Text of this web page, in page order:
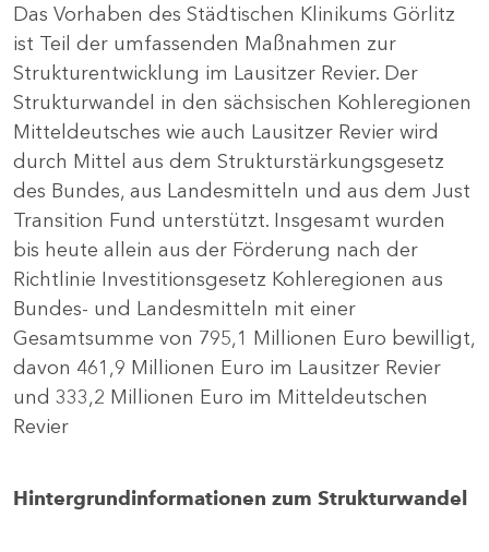
Das Vorhaben des Städtischen Klinikums Görlitz
ist Teil der umfassenden Maßnahmen zur
Strukturentwicklung im Lausitzer Revier. Der
Strukturwandel in den sächsischen Kohleregionen
Mitteldeutsches wie auch Lausitzer Revier wird
durch Mittel aus dem Strukturstärkungsgesetz
des Bundes, aus Landesmitteln und aus dem Just
Transition Fund unterstützt. Insgesamt wurden
bis heute allein aus der Förderung nach der
Richtlinie Investitionsgesetz Kohleregionen aus
Bundes- und Landesmitteln mit einer
Gesamtsumme von 795,1 Millionen Euro bewilligt,
davon 461,9 Millionen Euro im Lausitzer Revier
und 333,2 Millionen Euro im Mitteldeutschen
Revier
Hintergrundinformationen zum Strukturwandel